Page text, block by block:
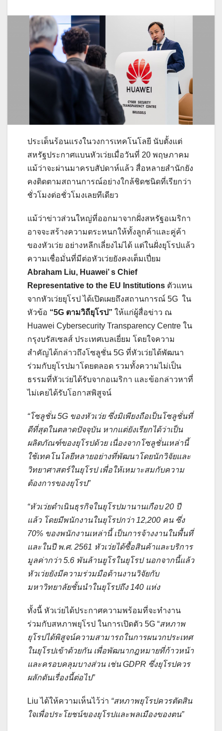
ประเด็นร้อนแรงในวงการเทคโนโลยี นับตั้งแต่
สหรัฐประกาศแบนหัวเว่ยเมื่อวันที่ 20 พฤษภาคม
แม้ว่าจะผ่านมาครบสัปดาห์แล้ว สื่อหลายสำนักยัง
คงติดตามสถานการณ์อย่างใกล้ชิดชนิดที่เรียกว่า
ชั่วโมงต่อชั่วโมงเลยทีเดียว
แม้ว่าข่าวส่วนใหญ่ที่ออกมาจากฝั่งสหรัฐอเมริกา
อาจจะสร้างความตระหนกให้ทั้งลูกค้าและคู่ค้า
ของหัวเว่ย อย่างหลีกเลี่ยงไม่ได้ แต่ในฝั่งยุโรปแล้ว
ความเชื่อมั่นที่มีต่อหัวเว่ยยังคงเต็มเปี่ยม
Abraham Liu, Huawei’ s Chief
Representative to the EU Institutions ตัวแทน
จากหัวเว่ยยุโรป ได้เปิดเผยถึงสถานการณ์ 5G ใน
หัวข้อ “5G ตามวิถียุโรป” ให้แก่ผู้สื่อข่าว ณ
Huawei Cybersecurity Transparency Centre ใน
กรุงบรัสเซลส์ ประเทศเบลเยี่ยม โดยใจความ
สำคัญได้กล่าวถึงโซลูชั่น 5G ที่หัวเว่ยได้พัฒนา
ร่วมกับยุโรปมาโดยตลอด รวมทั้งความไม่เป็น
ธรรมที่หัวเว่ยได้รับจากอเมริกา และข้อกล่าวหาที่
ไม่เคยได้รับโอกาสพิสูจน์
“โซลูชั่น 5G ของหัวเว่ย ซึ่งมิเพียงถือเป็นโซลูชั่นที่
ดีที่สุดในตลาดปัจจุบัน หากแต่ยังเรียกได้ว่าเป็น
ผลิตภัณฑ์ของยุโรปด้วย เนื่องจากโซลูชั่นเหล่านี้
ใช้เทคโนโลยีหลายอย่างที่พัฒนาโดยนักวิจัยและ
วิทยาศาสตร์ในยุโรป เพื่อให้เหมาะสมกับความ
ต้องการของยุโรป”
“หัวเว่ยดำเนินธุรกิจในยุโรปมานานเกือบ20 ปี
แล้ว โดยมีพนักงานในยุโรปกว่า 12,200 คน ซึ่ง
70% ของพนักงานเหล่านี้ เป็นการจ้างงานในพื้นที่
และในปี พ.ศ. 2561 หัวเว่ยได้ซื้อสินค้าและบริการ
มูลค่ากว่า 5.6 พันล้านยูโรในยุโรป นอกจากนี้แล้ว
หัวเว่ยยังมีความร่วมมือด้านงานวิจัยกับ
มหาวิทยาลัยชั้นนำในยุโรปถึง 140 แห่ง
ทั้งนี้ หัวเว่ยได้ประกาศความพร้อมที่จะทำงาน
ร่วมกับสหภาพยุโรป ในการเปิดตัว 5G “สหภาพ
ยุโรปได้พิสูจน์ความสามารถในการผนวกประเทศ
ในยุโรปเข้าด้วยกัน เพื่อพัฒนากฎหมายที่ก้าวหน้า
และครอบคลุมบางส่วน เช่น GDPR ซึ่งยุโรปควร
ผลักดันเรื่องนี้ต่อไป”
Liu ได้ให้ความเห็นไว้ว่า “สหภาพยุโรปควรตัดสิน
ใจเพื่อประโยชน์ของยุโรปและพลเมืองของตน”